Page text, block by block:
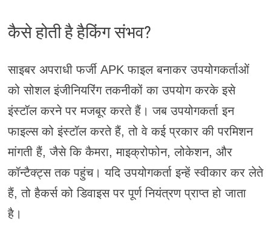
कैसे होती है हैकिंग संभव?
साइबर अपराधी फर्जी APK फाइल बनाकर उपयोगकर्ताओं
को सोशल इंजीनियरिंग तकनीकों का उपयोग करके इसे
इंस्टॉल करने पर मजबूर करते हैं। जब उपयोगकर्ता इन
फाइल्स को इंस्टॉल करते हैं, तो वे कई प्रकार की परमिशन
मांगती हैं, जैसे कि कैमरा, माइक्रोफोन, लोकेशन, और
कॉन्टैक्ट्स तक पहुंच। यदि उपयोगकर्ता इन्हें स्वीकार कर लेते
हैं, तो हैकर्स को डिवाइस पर पूर्ण नियंत्रण प्राप्त हो जाता
है।